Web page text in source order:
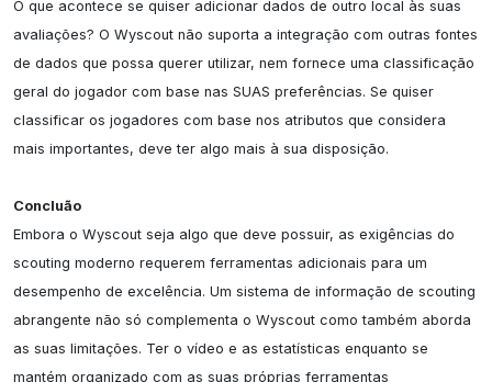
O que acontece se quiser adicionar dados de outro local às suas
avaliações? O Wyscout não suporta a integração com outras fontes
de dados que possa querer utilizar, nem fornece uma classificação
geral do jogador com base nas SUAS preferências. Se quiser
classificar os jogadores com base nos atributos que considera
mais importantes, deve ter algo mais à sua disposição.
Concluão
Embora o Wyscout seja algo que deve possuir, as exigências do
scouting moderno requerem ferramentas adicionais para um
desempenho de excelência. Um sistema de informação de scouting
abrangente não só complementa o Wyscout como também aborda
as suas limitações. Ter o vídeo e as estatísticas enquanto se
mantém organizado com as suas próprias ferramentas